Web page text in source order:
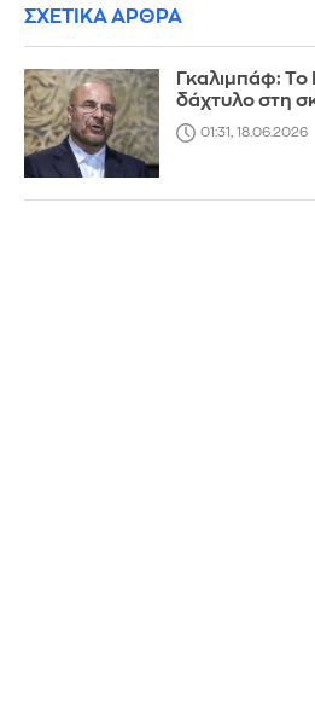
ΣΧΕΤΙΚΑ ΑΡΘΡΑ
Γκαλιμπάφ: Το
δάχτυλο στη
01:31, 18.06.2026